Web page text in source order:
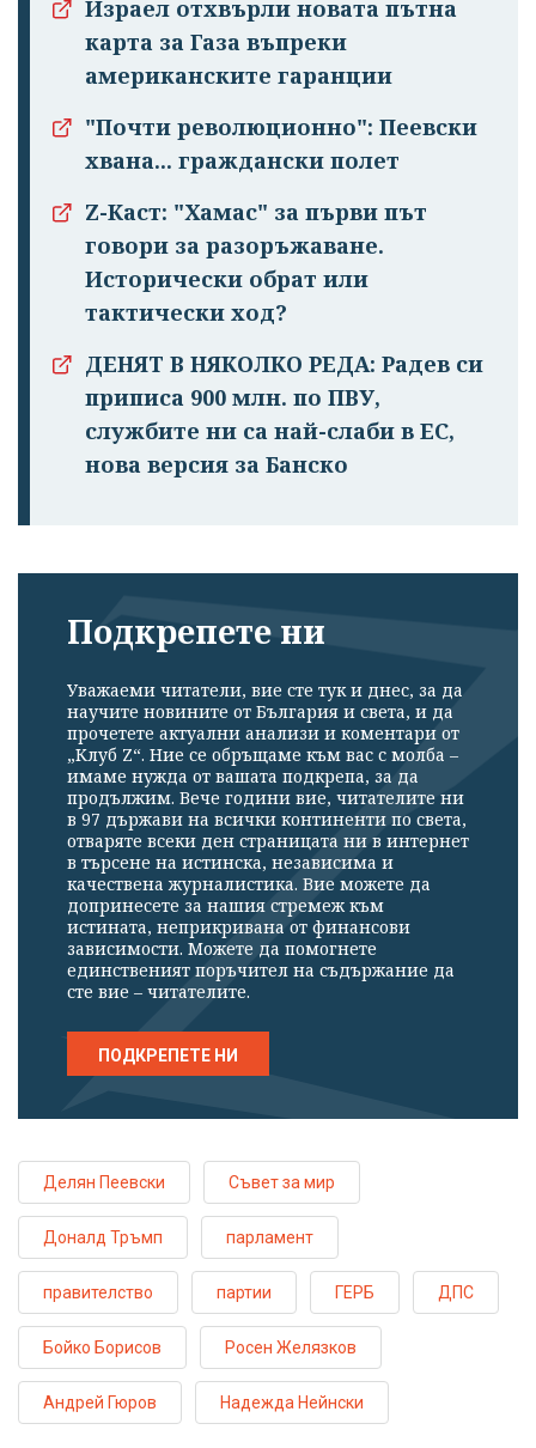
Израел отхвърли новата пътна
карта за Газа въпреки
американските гаранции
"Почти революционно": Пеевски
хвана... граждански полет
Z-Каст: "Хамас" за първи път
говори за разоръжаване.
Исторически обрат или
тактически ход?
ДЕНЯТ В НЯКОЛКО РЕДА: Радев си
приписа 900 млн. по ПВУ,
службите ни са най-слаби в ЕС,
нова версия за Банско
Подкрепете ни
Уважаеми читатели, вие сте тук и днес, за да
научите новините от България и света, и да
прочетете актуални анализи и коментари от
„Клуб Z“. Ние се обръщаме към вас с молба –
имаме нужда от вашата подкрепа, за да
продължим. Вече години вие, читателите ни
в 97 държави на всички континенти по света,
отваряте всеки ден страницата ни в интернет
в търсене на истинска, независима и
качествена журналистика. Вие можете да
допринесете за нашия стремеж към
истината, неприкривана от финансови
зависимости. Можете да помогнете
единственият поръчител на съдържание да
сте вие – читателите.
ПОДКРЕПЕТЕ НИ
Делян Пеевски Съвет за мир
Доналд Тръмп парламент
правителство партии ГЕРБ ДПС
Бойко Борисов Росен Желязков
Андрей Гюров Надежда Нейнски